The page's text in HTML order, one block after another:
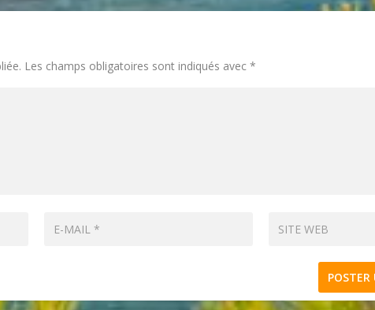
Les champs obligatoires sont indiqués avec*